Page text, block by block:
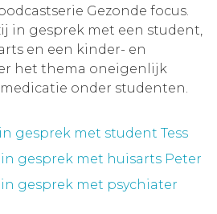
Gezonde focus.
in gesprek met een student,
en een kinder- en
het thema oneigenlijk
onder studenten.
gesprek met student Tess
in gesprek met huisarts Peter
in gesprek met psychiater